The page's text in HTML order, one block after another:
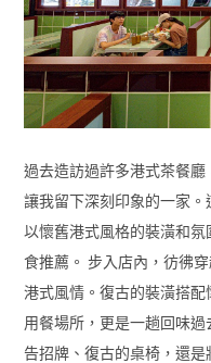
過去造訪過許多港式茶餐
讓我留下深刻印象的一家
以懷舊港式風格的裝潢和
食推薦。 步入店內，彷彿
港式風情。復古的裝潢搭
用餐場所，更是一趟回味
告招牌、復古的桌椅，還